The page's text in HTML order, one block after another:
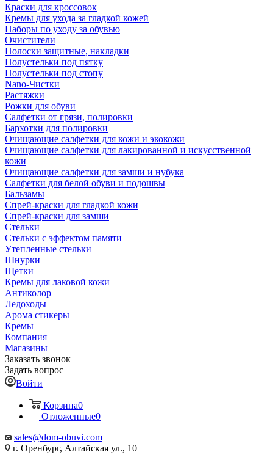
Краски для кроссовок
Кремы для ухода за гладкой кожей
Наборы по уходу за обувью
Очистители
Полоски защитные, накладки
Полустельки под пятку
Полустельки под стопу
Nano-Чистки
Растяжки
Рожки для обуви
Салфетки от грязи, полировки
Бархотки для полировки
Очищающие салфетки для кожи и экокожи
Очищающие салфетки для лакированной и искусственной
кожи
Очищающие салфетки для замши и нубука
Салфетки для белой обуви и подошвы
Бальзамы
Спрей-краски для гладкой кожи
Спрей-краски для замши
Стельки
Стельки с эффектом памяти
Утепленные стельки
Шнурки
Щетки
Кремы для лаковой кожи
Антиколор
Ледоходы
Арома стикеры
Кремы
Компания
Магазины
Заказать звонок
Задать вопрос
Войти
Корзина0
Отложенные0
sales@dom-obuvi.com
г. Оренбург, Алтайская ул., 10